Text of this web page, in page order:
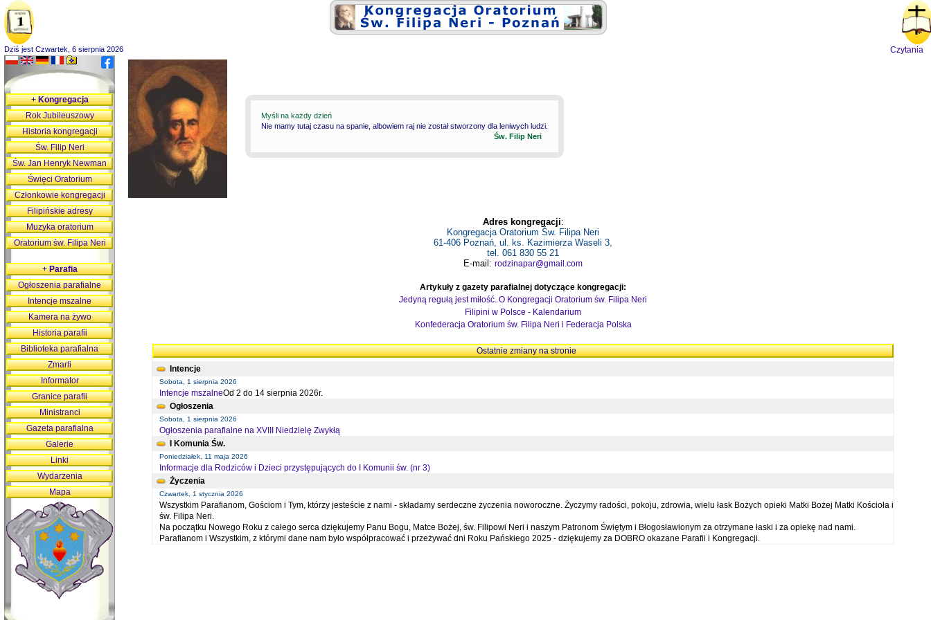
Dziś jest Czwartek, 6 sierpnia 2026 Czytania
Myśli na każdy dzień
Nie mamy tutaj czasu na spanie, albowiem raj nie został stworzony dla leniwych ludzi.
Św. Filip Neri
Adres kongregacji:
Kongregacja Oratorium Św. Filipa Neri
61-406 Poznań, ul. ks. Kazimierza Waseli 3,
tel. 061 830 55 21
E-mail: rodzinapar@gmail.com
Artykuły z gazety parafialnej dotyczące kongregacji:
Jedyną regułą jest miłość. O Kongregacji Oratorium św. Filipa Neri
Filipini w Polsce - Kalendarium
Konfederacja Oratorium św. Filipa Neri i Federacja Polska
Ostatnie zmiany na stronie
Intencje
Sobota, 1 sierpnia 2026
Intencje mszalneOd 2 do 14 sierpnia 2026r.
Ogłoszenia
Sobota, 1 sierpnia 2026
Ogłoszenia parafialne na XVIII Niedzielę Zwykłą
I Komunia Św.
Poniedziałek, 11 maja 2026
Informacje dla Rodziców i Dzieci przystępujących do I Komunii św. (nr 3)
Życzenia
Czwartek, 1 stycznia 2026
Wszystkim Parafianom, Gościom i Tym, którzy jesteście z nami - składamy serdeczne życzenia noworoczne. Życzymy radości, pokoju, zdrowia, wielu łask Bożych opieki Matki Bożej Matki Kościoła i
św. Filipa Neri.
Na początku Nowego Roku z całego serca dziękujemy Panu Bogu, Matce Bożej, św. Filipowi Neri i naszym Patronom Świętym i Błogosławionym za otrzymane łaski i za opiekę nad nami.
Parafianom i Wszystkim, z którymi dane nam było współpracować i przeżywać dni Roku Pańskiego 2025 - dziękujemy za DOBRO okazane Parafii i Kongregacji.
+Kongregacja
Rok Jubileuszowy
Historia kongregacji
Św. Filip Neri
Św. Jan Henryk Newman
Święci Oratorium
Członkowie kongregacji
Filipińskie adresy
Muzyka oratorium
Oratorium św. Filipa Neri
+Parafia
Ogłoszenia parafialne
Intencje mszalne
Kamera na żywo
Historia parafii
Biblioteka parafialna
Zmarli
Informator
Granice parafii
Ministranci
Gazeta parafialna
Galerie
Linki
Wydarzenia
Mapa